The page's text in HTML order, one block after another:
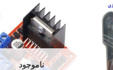
ناموجود